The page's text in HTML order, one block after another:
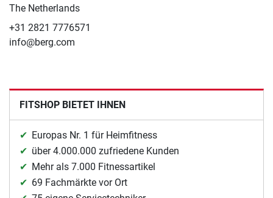
The Netherlands
+31 2821 7776571
info@berg.com
FITSHOP BIETET IHNEN
Europas Nr. 1 für Heimfitness
über 4.000.000 zufriedene Kunden
Mehr als 7.000 Fitnessartikel
69 Fachmärkte vor Ort